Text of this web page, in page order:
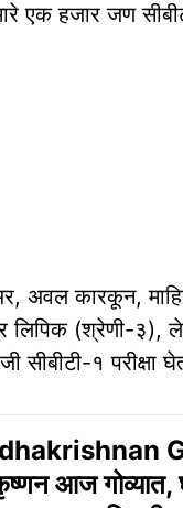
एक हजार जण
अवल कारकून,
लिपिक (श्रेणी-३),
१ परीक्षा
आज